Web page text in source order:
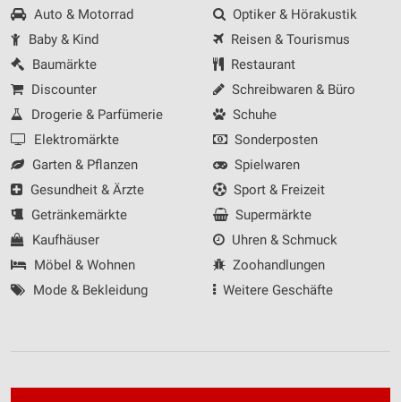
Auto & Motorrad
Baby & Kind
Baumärkte
Discounter
Drogerie & Parfümerie
Elektromärkte
Garten & Pflanzen
Gesundheit & Ärzte
Getränkemärkte
Kaufhäuser
Möbel & Wohnen
Mode & Bekleidung
Optiker & Hörakustik
Reisen & Tourismus
Restaurant
Schreibwaren & Büro
Schuhe
Sonderposten
Spielwaren
Sport & Freizeit
Supermärkte
Uhren & Schmuck
Zoohandlungen
Weitere Geschäfte